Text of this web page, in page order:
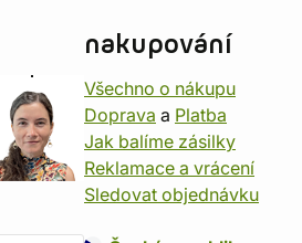
nakupování
Všechno o nákupu
Doprava a Platba
Jak balíme zásilky
Reklamace a vrácení
Sledovat objednávku